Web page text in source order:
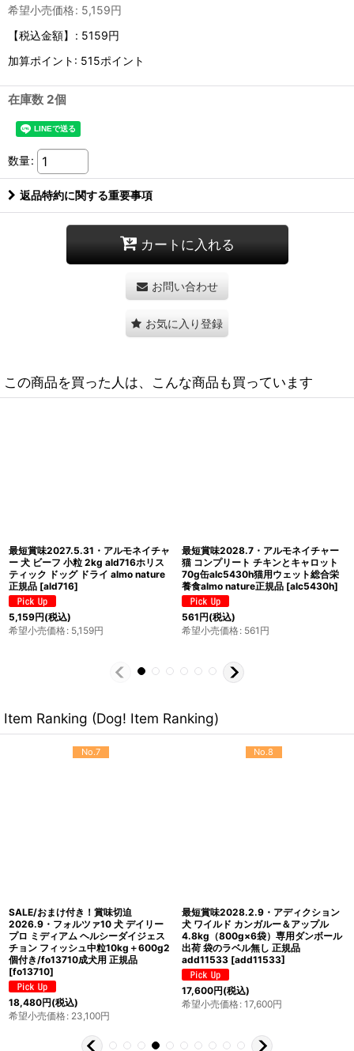
希望小売価格: 5,159円
【税込金額】
: 5159円
加算ポイント: 515ポイント
在庫数 2個
数量:
返品特約に関する重要事項
カートに入れる
お問い合わせ
お気に入り登録
この商品を買った人は、こんな商品も買っています
最短賞味2026.12.31・アルモネイチ
ャー 犬 チキン 中粒2kg ald734成犬
用ホリスティック ドライフードalmo
nature正規品 [ald734
5,159円(税込)
希望小売価格: 5,159円
最短賞味2027.9.30・アルモネイチャ
ー 犬 フィッシュ 小粒 2kg ald713成
犬用ドッグフードalmo nature正規品
[ald713]
5,159 円(税込)
希望小売価格
Item Ranking (Dog! Item Ranking)
No.7
SALE/おまけ付き！賞味切迫
2026.9・フォルツァ10 犬 デイリー
プロ ミディアム ヘルシーダイジェス
チョン フィッシュ中粒10kg＋600g2
個付き/fo13710成犬用 正規品
[fo13710]
18,480円(税込)
希望小売価格: 23,100円
No.8
最短賞味2028.2.9・アディクション
犬 ワイルド カンガルー＆アップル
4.8kg（800g×6袋）専用ダンボール
出荷 袋のラベル無し 正規品
add11533 [add11533]
17,600円(税込)
希望小売価格: 17,600円